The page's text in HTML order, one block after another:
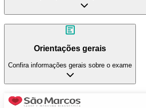
Orientações gerais
Confira informações gerais sobre o exame